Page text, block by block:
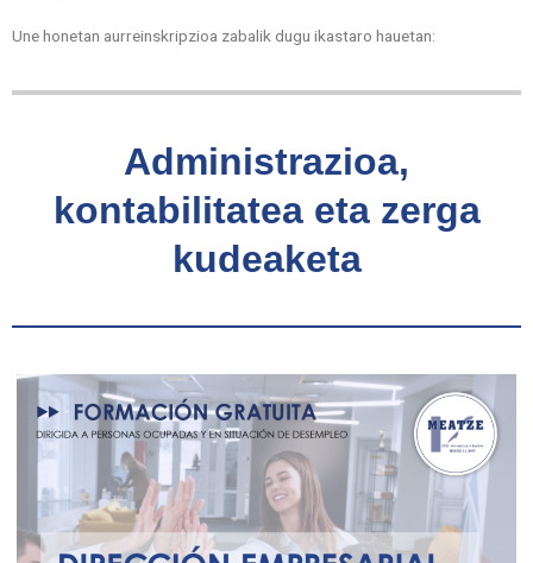
Une honetan aurreinskripzioa zabalik dugu ikastaro hauetan:
Administrazioa,
kontabilitatea eta zerga
kudeaketa